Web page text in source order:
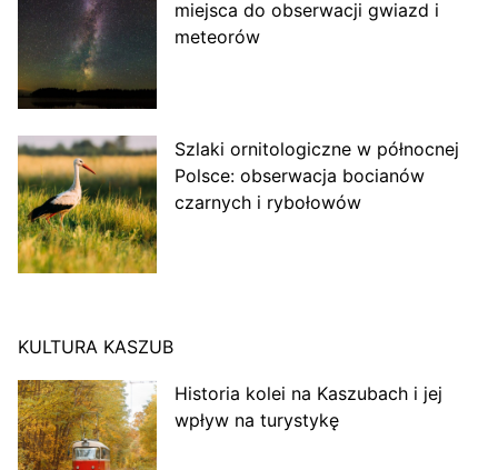
miejsca do obserwacji gwiazd i
meteorów
Szlaki ornitologiczne w północnej
Polsce: obserwacja bocianów
czarnych i rybołowów
KULTURA KASZUB
Historia kolei na Kaszubach i jej
wpływ na turystykę